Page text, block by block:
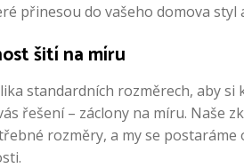
přinesou do vašeho domova styl
šití na míru
standardních rozměrech, aby
řešení – záclony na míru. Naše
rozměry, a my se